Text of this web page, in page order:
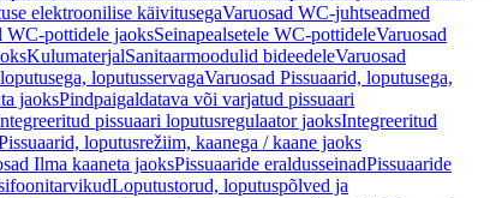
elektroonilise käivitusegaVaruosad WC-juhtseadmed
WC-pottidele jaoksSeinapealsetele WC-pottideleVaruosad
KulumaterjalSanitaarmoodulid bideedeleVaruosad
loputusservagaVaruosad Pissuaarid, loputusega,
jaoksPindpaigaldatava või varjatud pissuaari
pissuaari loputusregulaator jaoksIntegreeritud
loputusrežiim, kaanega / kaane jaoks
Ilma kaaneta jaoksPissuaaride eraldusseinadPissuaaride
Loputustorud, loputuspõlved ja